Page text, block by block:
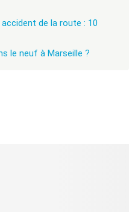
de la route : 10
le neuf à Marseille ?